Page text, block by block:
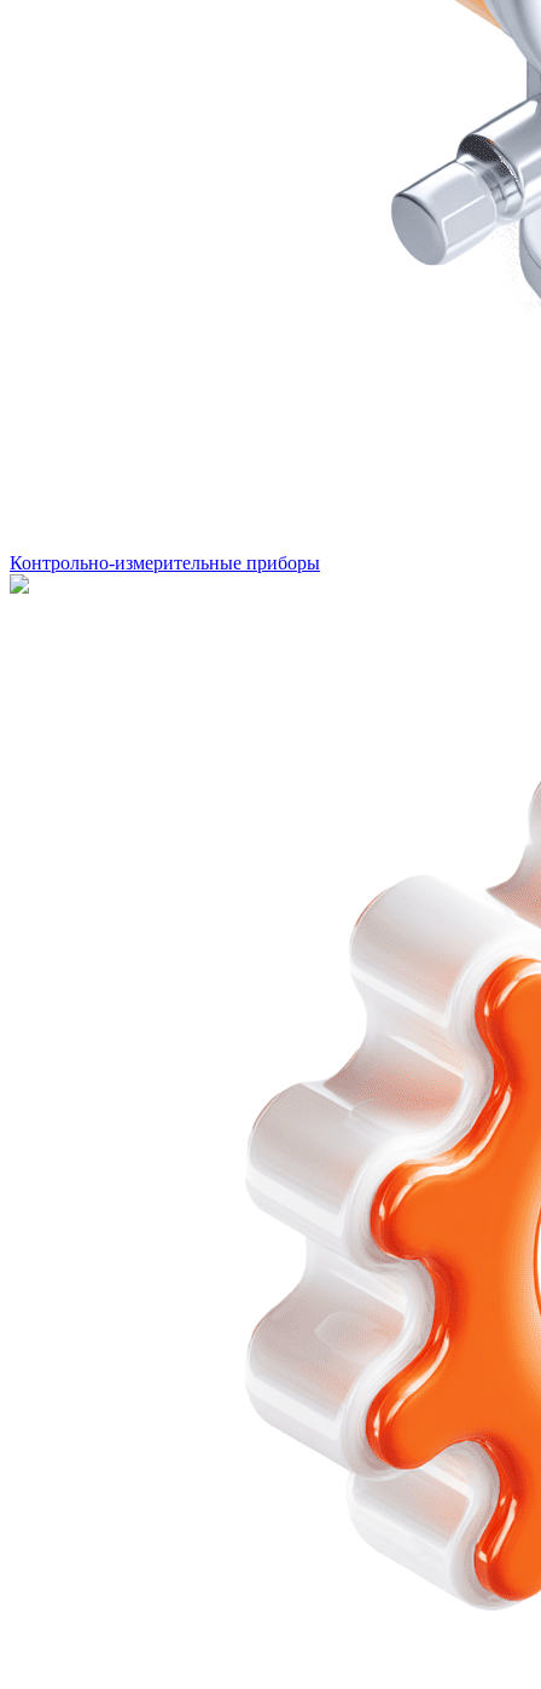
Контрольно-измерительные приборы